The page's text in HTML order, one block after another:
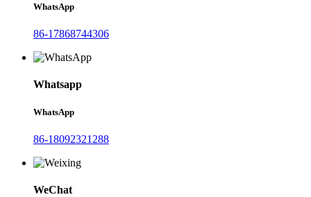
WhatsApp
86-17868744306
Whatsapp
WhatsApp
86-18092321288
WeChat